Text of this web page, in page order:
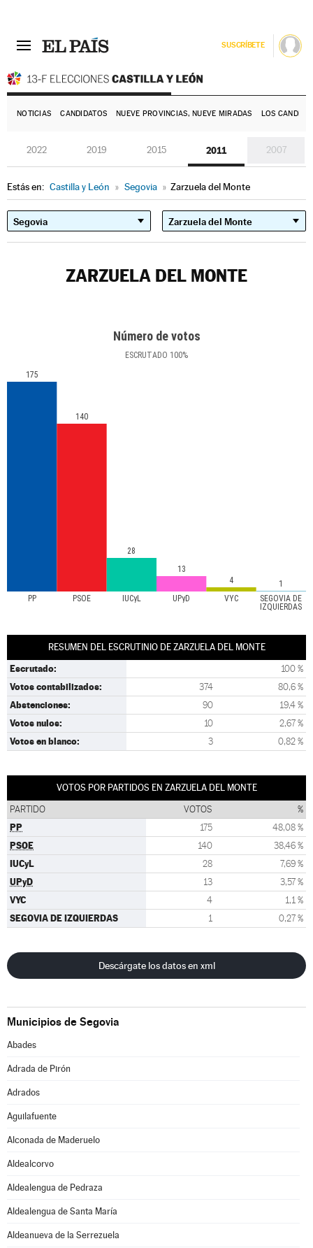
SUSCRÍBETE
NOTICIAS CANDIDATOS NUEVE PROVINCIAS, NUEVE MIRADAS LOS
2022 2019 2015 2011 2007
Estás en: Castilla y León » Segovia » Zarzuela del Monte
ZARZUELA DEL MONTE
Número de votos
ESCRUTADO 100%
PP PSOE IUCyL UPyD VYC
SEGOVIA DE
IZQUIERDAS
175
140
28
13
4
1
RESUMEN DEL ESCRUTINIO DE ZARZUELA DEL MONTE
Escrutado: 100 %
Votos contabilizados: 374 80,6 %
Abstenciones: 90 19,4 %
Votos nulos: 10 2,67 %
Votos en blanco: 3 0,82 %
VOTOS POR PARTIDOS EN ZARZUELA DEL MONTE
PARTIDO VOTOS %
PP 175 48,08 %
PSOE 140 38,46 %
IUCyL 28 7,69 %
UPyD 13 3,57 %
VYC 4 1,1 %
SEGOVIA DE IZQUIERDAS 1 0,27 %
Descárgate los datos en xml
Municipios de Segovia
Abades
Adrada de Pirón
Adrados
Aguilafuente
Alconada de Maderuelo
Aldealcorvo
Aldealengua de Pedraza
Aldealengua de Santa María
Aldeanueva de la Serrezuela